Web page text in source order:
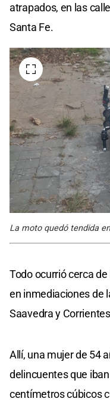
atrapados, en las
Santa Fe.
La moto quedó tendida
Todo ocurrió cerca
en inmediaciones de
Saavedra y
Allí, una mujer de 54
delincuentes que
centímetros cúbicos